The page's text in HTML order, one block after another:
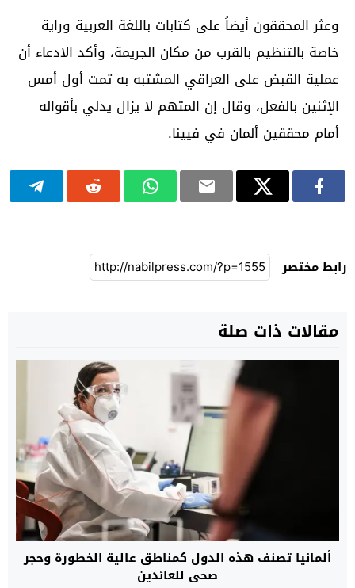
وعثر المحققون أيضاً على كتابات باللغة العربية وراية
خاصة بالتنظيم بالقرب من مكان الجريمة، وأكد الادعاء أن
عملية القبض على العراقي المشتبه به تمت أول أمس
الإثنين بالفعل، وقال إن المتهم لا يزال يدلي بأقواله
أمام محققين ألمان في فيينا.
رابط مختصر
مقالات ذات صلة
ألمانيا تصنف هذه الدول كمناطق عالية الخطورة وحجر
صحي للعائدين